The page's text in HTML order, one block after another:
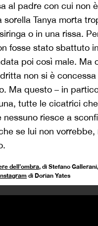
al padre con cui non
Tanya morta
o in una rissa.
fosse stato sbattuto
poi così male. Ma
non si è
Ma questo – in
tutte le cicatrici
riesce a
se lui non
dell’ombra, di Stefano
di Dorian Yates